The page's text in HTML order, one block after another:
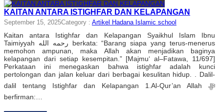
KAITAN ANTARA ISTIGHFAR DAN KELAPANGAN
September 15, 2025Category : Artikel Hadana Islamic school
Kaitan antara Istighfar dan Kelapangan Syaikhul Islam Ibnu
Taimiyyah رحمه الله berkata: “Barang siapa yang terus-menerus
memohon ampunan, maka Allah akan menjadikan baginya
kelapangan dari setiap kesempitan.” [Majmu‘ al–Fatawa, 11/697]
Perkataan ini menegaskan bahwa istighfar adalah kunci
pertolongan dan jalan keluar dari berbagai kesulitan hidup. . Dalil-
dalil tentang Istighfar dan Kelapangan 1.Al-Qur’an Allah ﷻ
berfirman:…